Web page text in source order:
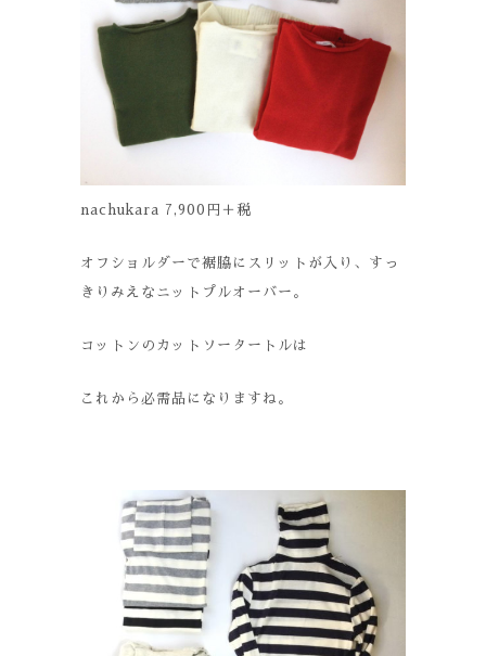
nachukara 7,900円＋税
オフショルダーで裾脇にスリットが入り、すっ
きりみえなニットプルオーバー。
コットンのカットソータートルは
これから必需品になりますね。